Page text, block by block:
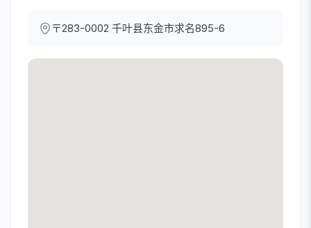
〒283-0002 千叶县东金市求名895-6